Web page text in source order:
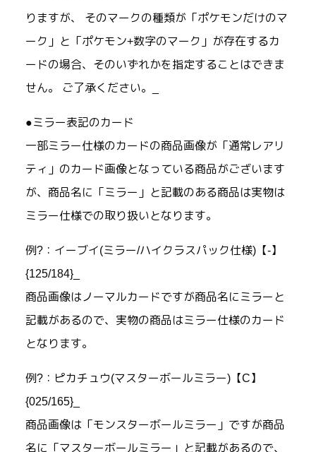
りますが、 そのマークの種類が「ポケモンだけのマ
ーク」と「ポケモン+数字のマーク」が存在するカ
ードの場合、そのいずれかを指定することはできま
せん。 ご了承ください。_
●ミラー表記のカード
一部ミラー仕様のカードの商品画像が「通常レアリ
ティ」のカード画像となっている商品がございます
が、商品名に「ミラー」と記載のある商品は実物は
ミラー仕様での取り扱いとなります。
例?：イーブイ(ミラー/ハイクラスパック仕様)【-】
{125/184}_
商品画像はノーマルカードですが商品名にミラーと
記載があるので、実物の商品はミラー仕様のカード
となります。
例?：ピカチュウ(マスターボールミラー)【C】
{025/165}_
商品画像は「モンスターボールミラー」ですが商品
名に「マスターボールミラー」と記載があるので、